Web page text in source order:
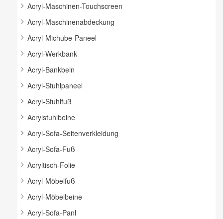
Acryl-Maschinen-Touchscreen
Acryl-Maschinenabdeckung
Acryl-Michube-Paneel
Acryl-Werkbank
Acryl-Bankbein
Acryl-Stuhlpaneel
Acryl-Stuhlfuß
Acrylstuhlbeine
Acryl-Sofa-Seitenverkleidung
Acryl-Sofa-Fuß
Acryltisch-Folie
Acryl-Möbelfuß
Acryl-Möbelbeine
Acryl-Sofa-Panl